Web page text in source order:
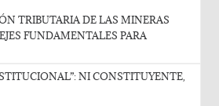
TRIBUTARIA DE LAS MINERAS
FUNDAMENTALES PARA
NI CONSTITUYENTE,